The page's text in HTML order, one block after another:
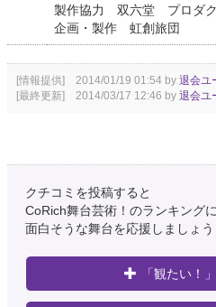
製作協力 双六堂 プロダク
企画・製作 虹創旅団
[情報提供] 2014/01/19 01:54 by 退会ユ
[最終更新] 2014/03/17 12:46 by 退会ユ
クチコミを投稿すると
CoRich舞台芸術！のランキング
面白そうな舞台を応援しましょう
「観たい！